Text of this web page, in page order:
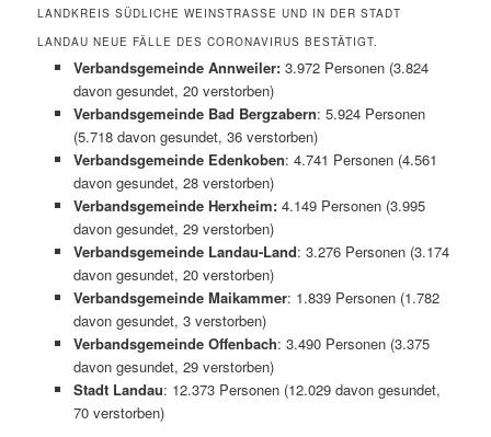
LANDKREIS SÜDLICHE WEINSTRASSE UND IN DER STADT L
ANDAU NEUE FÄLLE DES CORONAVIRUS BESTÄTIGT.
Verbandsgemeinde Annweiler:3.972 Personen (3.824
davon gesundet, 20 verstorben)
Verbandsgemeinde Bad Bergzabern: 5.924 Personen
(5.718 davon gesundet, 36 verstorben)
Verbandsgemeinde Edenkoben: 4.741 Personen (4.561
davon gesundet, 28 verstorben)
Verbandsgemeinde Herxheim:4.149 Personen (3.995
davon gesundet, 29 verstorben)
Verbandsgemeinde Landau-Land: 3.276 Personen (3.174
davon gesundet, 20 verstorben)
Verbandsgemeinde Maikammer: 1.839 Personen (1.782
davon gesundet, 3 verstorben)
Verbandsgemeinde Offenbach: 3.490 Personen (3.375
davon gesundet, 29 verstorben)
Stadt Landau: 12.373 Personen (12.029 davon gesundet,
70 verstorben)